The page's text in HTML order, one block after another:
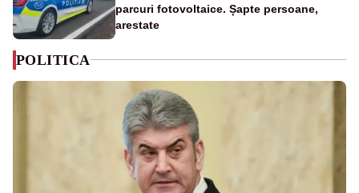
parcuri fotovoltaice. Șapte persoane,
arestate
POLITICA